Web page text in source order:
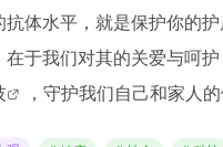
体水平，就是保护你的护
于我们对其的关爱与呵
，守护我们自己和家人的